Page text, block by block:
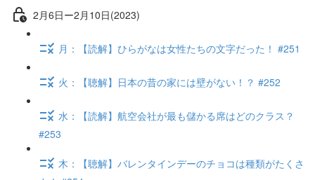
2月6日ー2月10日(2023)
月：【読解】ひらがなは女性たちの文字だった！ #251
火：【聴解】日本の昔の家には壁がない！？ #252
水：【読解】航空会社が最も儲かる席はどのクラス？
#253
木：【聴解】バレンタインデーのチョコは種類がたくさ